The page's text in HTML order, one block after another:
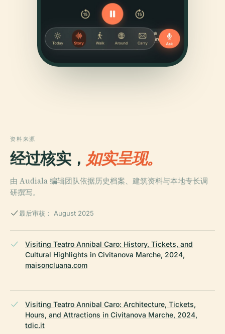
资料来源
经过核实， 如实呈现。
由 Audiala 编辑团队依据历史档案、建筑资料与本地专长调
研撰写。
最后审核： August 2025
Visiting Teatro Annibal Caro: History, Tickets, and
Cultural Highlights in Civitanova Marche, 2024,
maisoncluana.com
Visiting Teatro Annibal Caro: Architecture, Tickets,
Hours, and Attractions in Civitanova Marche, 2024,
tdic.it